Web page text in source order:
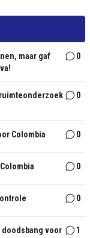
maar gaf
0
0
Colombia 0
0
0
doodsbang voor
1